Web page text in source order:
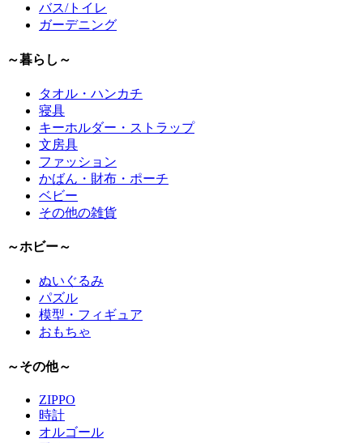
バス/トイレ
ガーデニング
～暮らし～
タオル・ハンカチ
寝具
キーホルダー・ストラップ
文房具
ファッション
かばん・財布・ポーチ
ベビー
その他の雑貨
～ホビー～
ぬいぐるみ
パズル
模型・フィギュア
おもちゃ
～その他～
ZIPPO
時計
オルゴール